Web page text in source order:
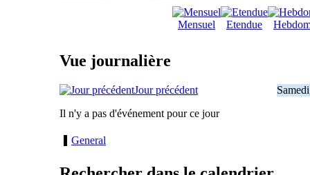
Mensuel Etendue
Vue journalière
Jour précédent
Il n'y a pas d'événement pour ce jour
General